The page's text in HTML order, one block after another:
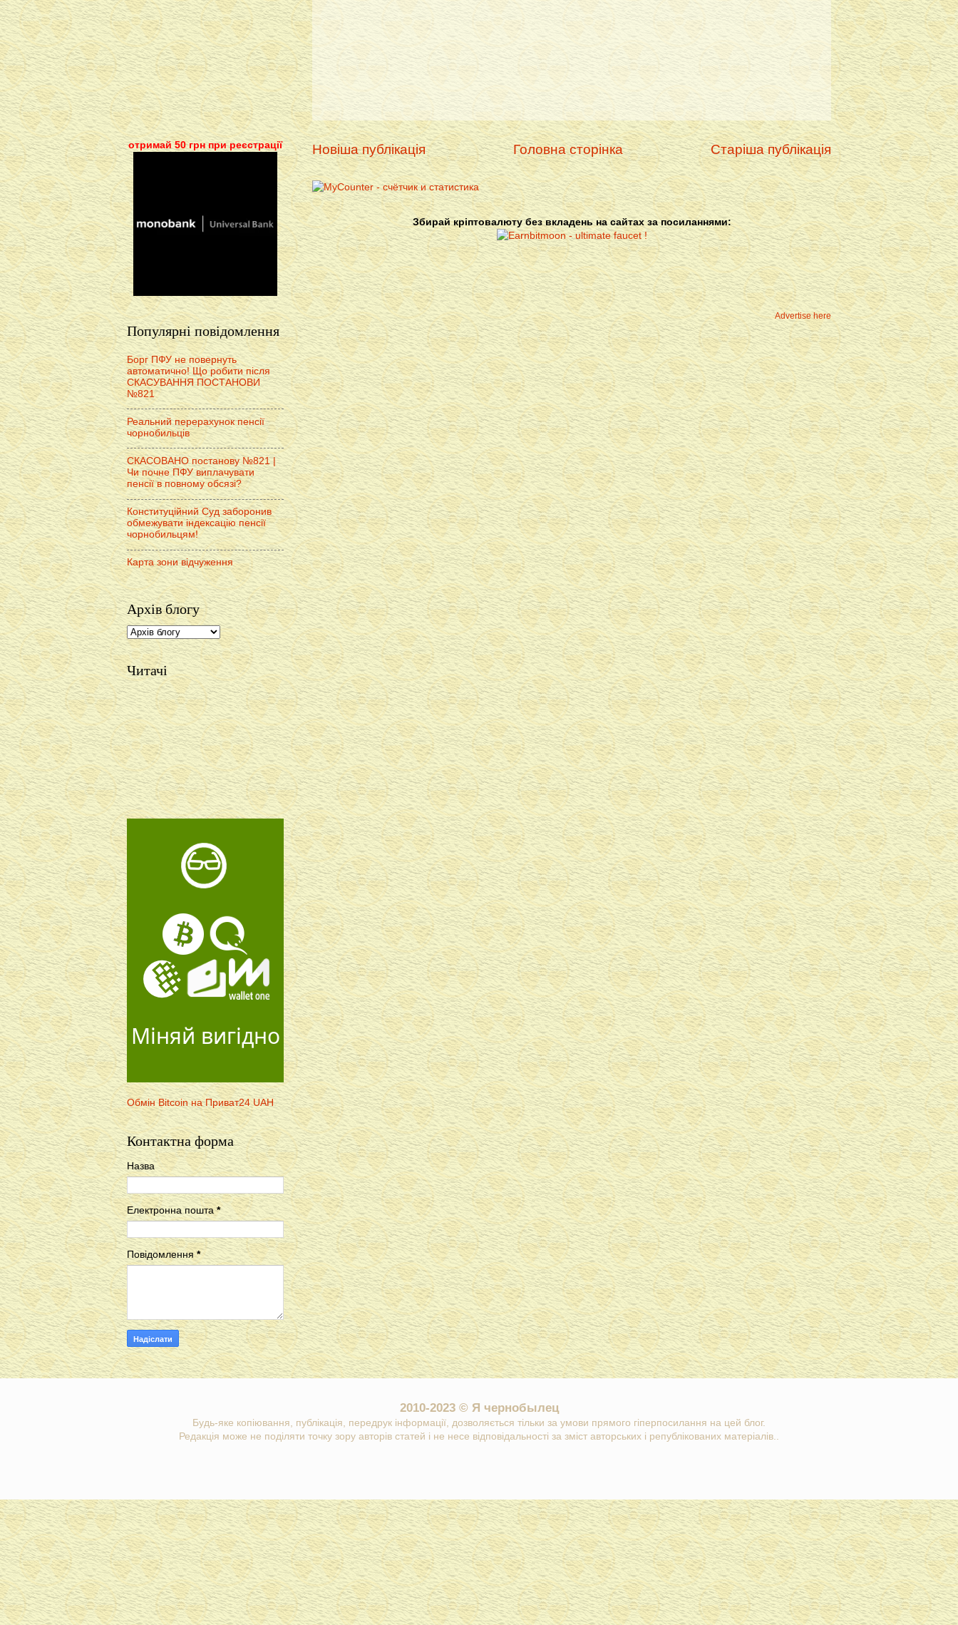
Новіша публікація Старіша публікація
Головна сторінка
Збирай кріптовалюту без вкладень на сайтах за посиланнями:
Advertise here
отримай 50 грн при реєстрації
Популярні повідомлення
Борг ПФУ не повернуть
автоматично! Що робити після
СКАСУВАННЯ ПОСТАНОВИ
№821
Реальний перерахунок пенсії
чорнобильців
СКАСОВАНО постанову №821 |
Чи почне ПФУ виплачувати
пенсії в повному обсязі?
Конституційний Суд заборонив
обмежувати індексацію пенсії
чорнобильцям!
Карта зони відчуження
Архів блогу
Читачі
Міняй вигідно
Обмін Bitcoin на Приват24 UAH
Контактна форма
Назва
Електронна пошта*
Повідомлення *
2010-2023 © Я чернобылец
Будь-яке копіювання, публікація, передрук інформації, дозволяється тільки за умови прямого гіперпосилання на цей блог.
Редакція може не поділяти точку зору авторів статей і не несе відповідальності за зміст авторських і републікованих матеріалів..